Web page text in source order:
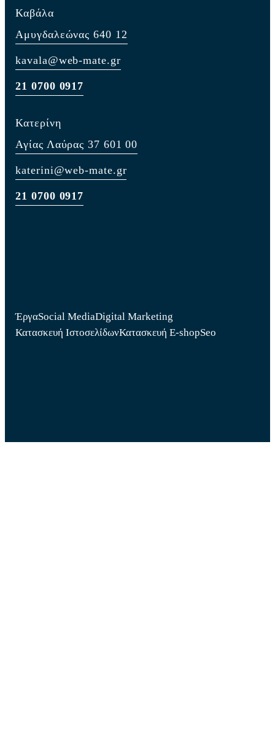
Καβάλα
Αμυγδαλεώνας 640 12
kavala@web-mate.gr
21 0700 0917
Κατερίνη
Αγίας Λαύρας 37 601 00
katerini@web-mate.gr
21 0700 0917
ΈργαSocial MediaDigital Marketing
Κατασκευή ΙστοσελίδωνΚατασκευή E-shopSeo